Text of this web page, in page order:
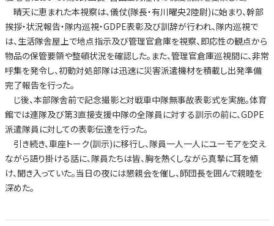
晴天に恵まれた本視察は、儀仗(隊長・有川曜央2陸尉)に始まり、幹部
挨拶・状況報告・隊内巡視・GDPE表彰及び訓辞が行われ、隊内巡視で
は、生活隊舎屋上で地点指示及び管理官倉庫を視察、即応性の観点から
物品の保管要領や整頓状況を確認した。また、管理官倉庫巡視間に、非常
呼集を発令し、初動対処部隊は迅速に災害派遣機材を積載し出発準備
完了報告を行った。
じ後、本部隊舎前で記念撮影と対戦車中隊無事故表彰式を実施。体育
館では連隊及び第3直接支援中隊の全隊員に対する訓示の前に、GDPE
派遣隊員に対しての表彰伝達を行った。
引き続き、車座トーク(訓示)に移行し、隊員一人一人にユーモアを交え
ながら語り掛ける話に、隊員たちは皆、胸を熱くしながら真摯に耳を傾
け、聞き入っていた。当日の夜には懇親会を催し、師団長を囲んで親睦を
深めた。